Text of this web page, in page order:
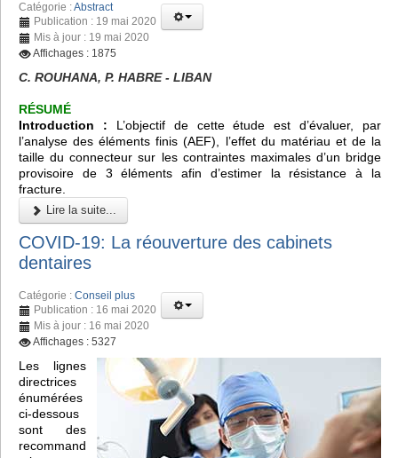
Catégorie :Abstract
Publication : 19 mai 2020
Mis à jour : 19 mai 2020
Affichages : 1875
C. ROUHANA, P. HABRE - LIBAN
RÉSUMÉ
Introduction : L’objectif de cette étude est d’évaluer, par
l’analyse des éléments finis (AEF), l’effet du matériau et de la
taille du connecteur sur les contraintes maximales d’un bridge
provisoire de 3 éléments afin d’estimer la résistance à la
fracture.
Lire la suite...
COVID-19: La réouverture des cabinets
dentaires
Catégorie : Conseil plus
Publication : 16 mai 2020
Mis à jour : 16 mai 2020
Affichages : 5327
Les lignes
directrices
énumérées
ci-dessous
sont des
recommand